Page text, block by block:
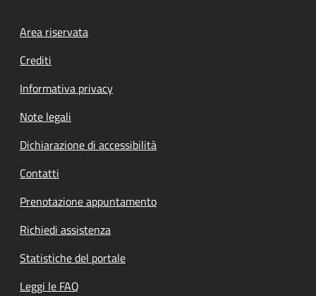
Footer menu
Area riservata
Crediti
Informativa privacy
Note legali
Dichiarazione di accessibilità
Contatti
Prenotazione appuntamento
Richiedi assistenza
Statistiche del portale
Leggi le FAQ